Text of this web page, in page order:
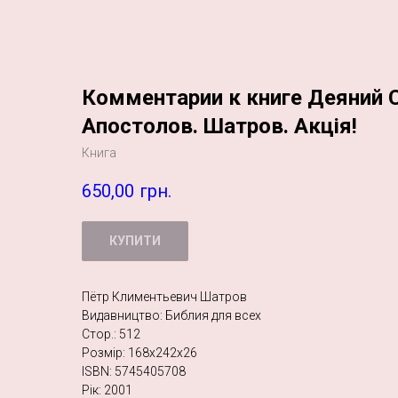
Комментарии к книге Деяний
Апостолов. Шатров. Акція!
Книга
650,00 грн.
КУПИТИ
Пётр Климентьевич Шатров
Видавництво: Библия для всех
Стор.: 512
Розмір: 168х242х26
ISBN: 5745405708
Рік: 2001